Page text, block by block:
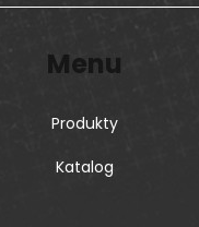
Menu
Produkty
Katalog